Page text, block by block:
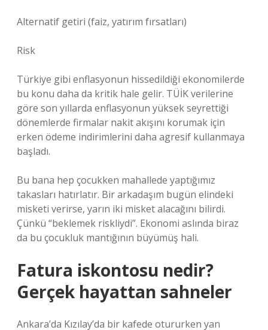
Alternatif getiri (faiz, yatırım fırsatları)
Risk
Türkiye gibi enflasyonun hissedildiği ekonomilerde
bu konu daha da kritik hale gelir. TÜİK verilerine
göre son yıllarda enflasyonun yüksek seyrettiği
dönemlerde firmalar nakit akışını korumak için
erken ödeme indirimlerini daha agresif kullanmaya
başladı.
Bu bana hep çocukken mahallede yaptığımız
takasları hatırlatır. Bir arkadaşım bugün elindeki
misketi verirse, yarın iki misket alacağını bilirdi.
Çünkü “beklemek riskliydi”. Ekonomi aslında biraz
da bu çocukluk mantığının büyümüş hali.
Fatura iskontosu nedir?
Gerçek hayattan sahneler
Ankara’da Kızılay’da bir kafede otururken yan